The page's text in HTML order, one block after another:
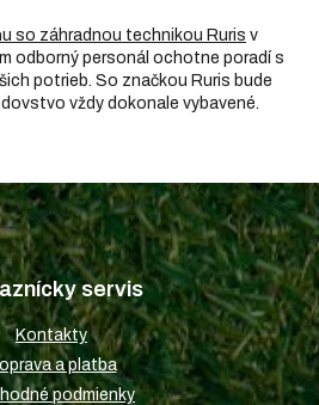
so záhradnou technikou Ruris v
odborný personál ochotne poradí s
potrieb. So značkou Ruris bude
vždy dokonale vybavené.
servis
Kontakty
a platba
podmienky